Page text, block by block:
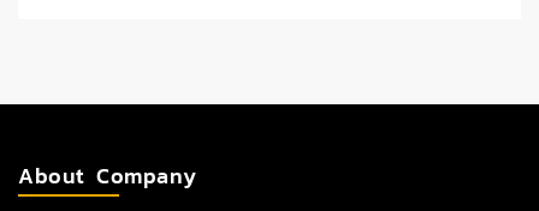
About Company